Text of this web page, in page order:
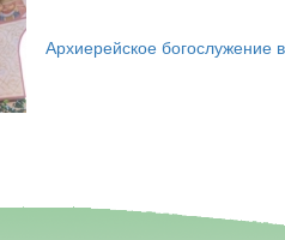
Архиерейское богослужение